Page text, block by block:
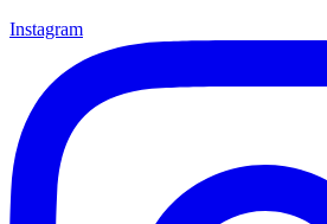
Instagram